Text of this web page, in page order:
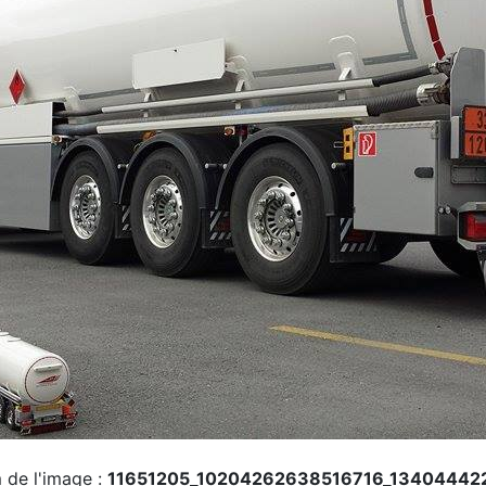
de l'image :